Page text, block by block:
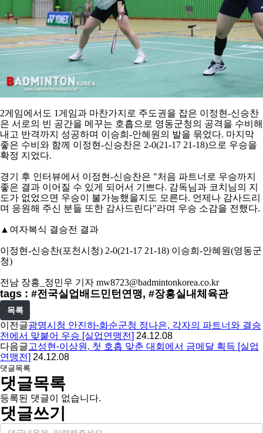
2게임에서도 1게임과 마찬가지로 주도권을 잡은 이정현-신승찬
은 서로의 빈 공간을 메꾸는 호흡으로 영동군청의 공격을 수비해
내고 반격까지 성공하며 이승희 -안혜원의 발을 묶었다. 마지막
좋은 수비와 함께 이정현-신승찬은 2-0(21-17 21-18)으로 우승을
확정 지었다.
경기 후 인터뷰에서 이정현-신승찬은 "처음 파트너로 우승까지
좋은 결과 이어질 수 있게 되어서 기쁘다. 감독님과 코치님의 지
도가 없었으면 우승이 불가능했을지도 모른다. 언제나 감사드리
며 응원해 주신 분들 또한 감사드린다"라며 우승 소감을 전했다.
▲ 여자복식 결승전 결과
이정현-신승찬(포천시청) 2-0(21-17 21-18) 이승희 -안혜원(영동군
청)
전남 장흥 정민우 기자 mw8723@badmintonkorea.co.kr
tags : #전국실업배드민턴연맹, #장흥실내체육관
목록
이전글광명시청 안진하-화순군청 정나은, 각자의 파트너와 결승
전에서 맞붙어 우승 [실업연맹전] 24.12.08
다음글고성현-이상원, 첫 호흡 맞춘 대회에서 금메달 획득 [실업
연맹전] 24.12.08
댓글목록
댓글목록
등록된 댓글이 없습니다.
댓글쓰기
내